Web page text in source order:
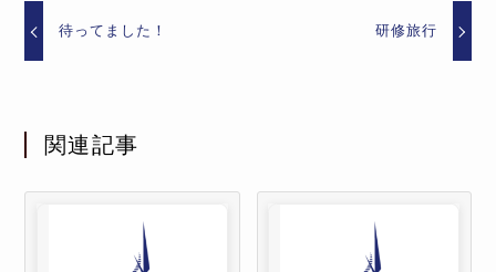
待ってました！ 研修旅行
関連記事